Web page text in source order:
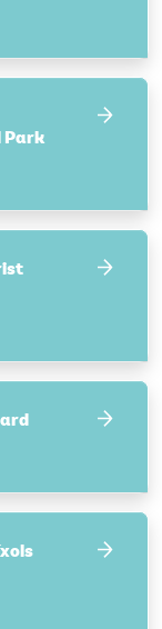
Park